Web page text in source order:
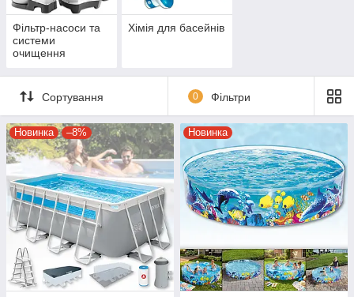
Фільтр-насоси та
системи
очищення
Хімія для басейнів
Сортування 0 Фільтри
Новинка –8% Новинка